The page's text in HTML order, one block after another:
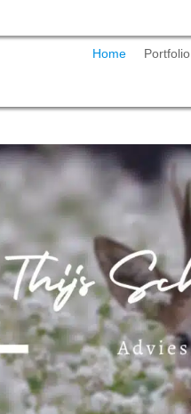
Skip
Home Portfolio